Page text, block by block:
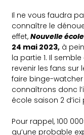
Il ne vous faudra
connaître le
effet,Nouvelle école
24 mai 2023, à
la partie 1. Il
revenir les fans sur
faire binge-watcher
connaîtrons donc
école saison 2 d’ici
Pour rappel, 100
qu’une probable